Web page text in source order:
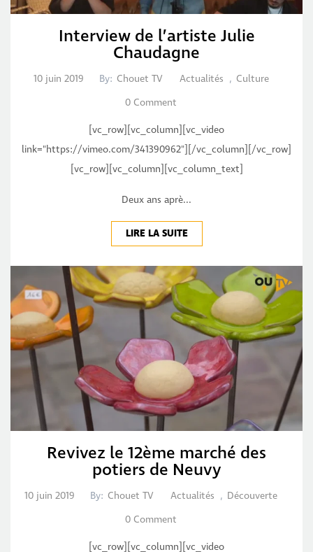
Interview de l’artiste Julie
Chaudagne
10 juin 2019 By: Chouet TV Actualités , Culture
0 Comment
[vc_row][vc_column][vc_video
link="https://vimeo.com/341390962"][/vc_column][/vc_row]
[vc_row][vc_column][vc_column_text]
Deux ans aprè...
LIRE LA SUITE
Revivez le 12ème marché des
potiers de Neuvy
10 juin 2019 By: Chouet TV Actualités , Découverte
0 Comment
[vc_row][vc_column][vc_video